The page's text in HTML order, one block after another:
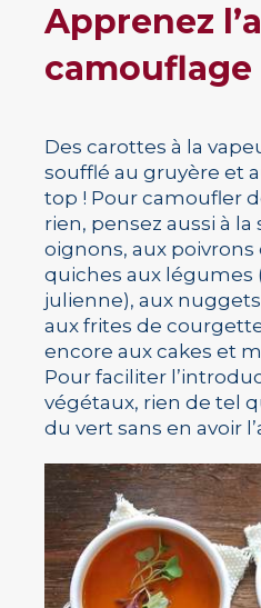
Apprenez
camouflage
Des carottes à la
soufflé au gruyère et
top ! Pour camoufler
rien, pensez aussi à
oignons, aux poivrons
quiches aux légumes
julienne), aux
aux frites de
encore aux cakes et
Pour faciliter
végétaux, rien de tel
du vert sans en avoir